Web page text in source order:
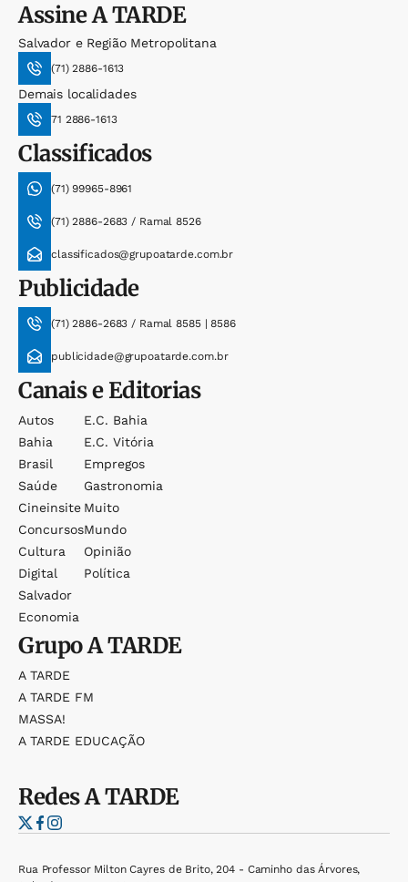
AssineA TARDE
Salvador e Região Metropolitana
(71) 2886-1613
Demais localidades
71 2886-1613
Classificados
(71) 99965-8961
(71) 2886-2683 / Ramal 8526
classificados@grupoatarde.com.br
Publicidade
(71) 2886-2683 / Ramal 8585 | 8586
publicidade@grupoatarde.com.br
Canais e Editorias
Autos
Bahia
Brasil
Saúde
Cineinsite
Concursos
Cultura
Digital
Salvador
Economia
E.c. Bahia
E.c. Vitória
Empregos
Gastronomia
Muito
Mundo
Opinião
Política
GrupoA TARDE
A TARDE
A TARDE FM
MASSA!
A TARDE EDUCAÇÃO
RedesA TARDE
Rua Professor Milton Cayres de Brito, 204 - Caminho das Árvores,